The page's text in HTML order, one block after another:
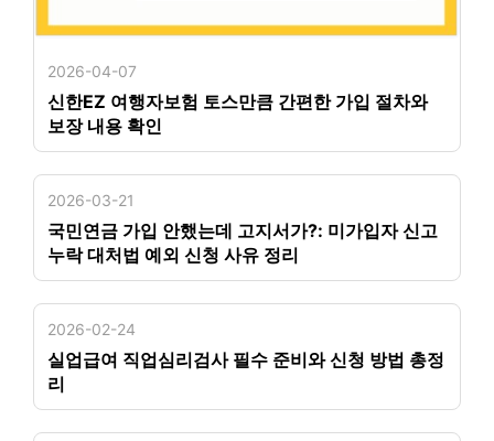
2026-04-07
신한EZ 여행자보험 토스만큼 간편한 가입 절차와
보장 내용 확인
2026-03-21
국민연금 가입 안했는데 고지서가?: 미가입자 신고
누락 대처법 예외 신청 사유 정리
2026-02-24
실업급여 직업심리검사 필수 준비와 신청 방법 총정
리